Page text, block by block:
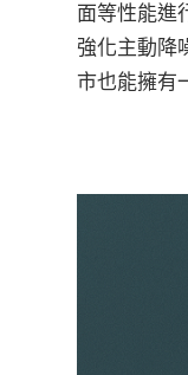
面等性能進
強化主動降
市也能擁有